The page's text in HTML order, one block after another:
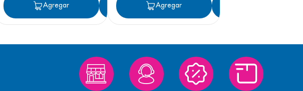
Agregar AgregarAgregar